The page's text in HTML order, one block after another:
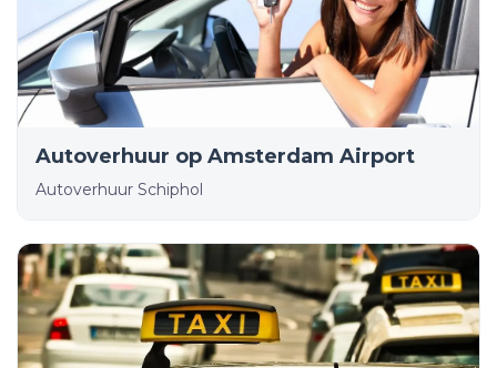
Autoverhuur op Amsterdam Airport
Autoverhuur Schiphol